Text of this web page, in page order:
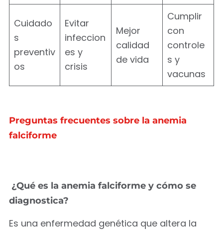
Cuidado
s
preventiv
os
Evitar
infeccion
es y
crisis
Mejor
calidad
de vida
Cumplir
con
controle
s y
vacunas
Preguntas frecuentes sobre la anemia
falciforme
¿Qué es la anemia falciforme y cómo se
diagnostica?
Es una enfermedad genética que altera la